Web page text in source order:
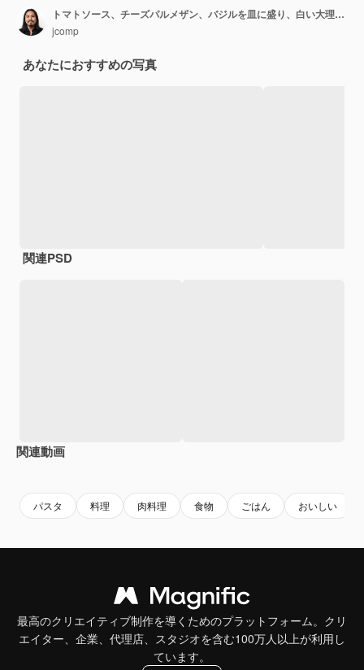
トマトソース、チーズパルメザン、バジルを皿に盛り、白い大理石のテーブルでパスタを調理するための食材を使った、食欲をそそるクラシックなイタリアンスパゲッティパスタフラット レイ トップ ビュー コピー スペース。
jcomp
あなたにおすすめの写真
関連PSD
関連動画
パスタ 料理 肉料理 食物 ごはん おいしい
最高のクリエイティブ制作を導くためのプラットフォーム。クリ
エイター、企業、代理店、スタジオを含む100万人以上が利用し
ています。